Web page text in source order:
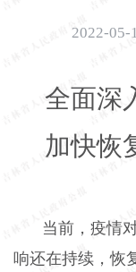
2022-05-
全面深
加快恢
当前，疫情
响还在持续，恢